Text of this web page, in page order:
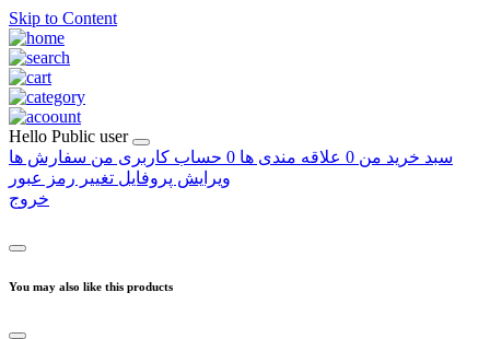
Skip to Content
Hello Public user
سبد خرید من 0 علاقه مندی ها 0 حساب کاربری من سفارش ها
ویرایش پروفایل تغییر رمز عبور
خروج
You may also like this products